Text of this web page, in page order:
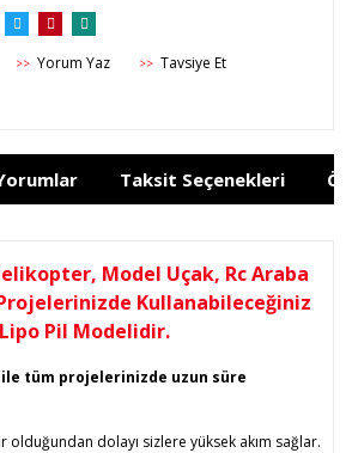
>> Yorum Yaz >> Tavsiye Et
Taksit Seçenekleri
Model Uçak, Rc Araba
Kullanabileceğiniz
Lipo Pil Modelidir.
ile tüm projelerinizde uzun süre
dolayı sizlere yüksek akım sağlar.